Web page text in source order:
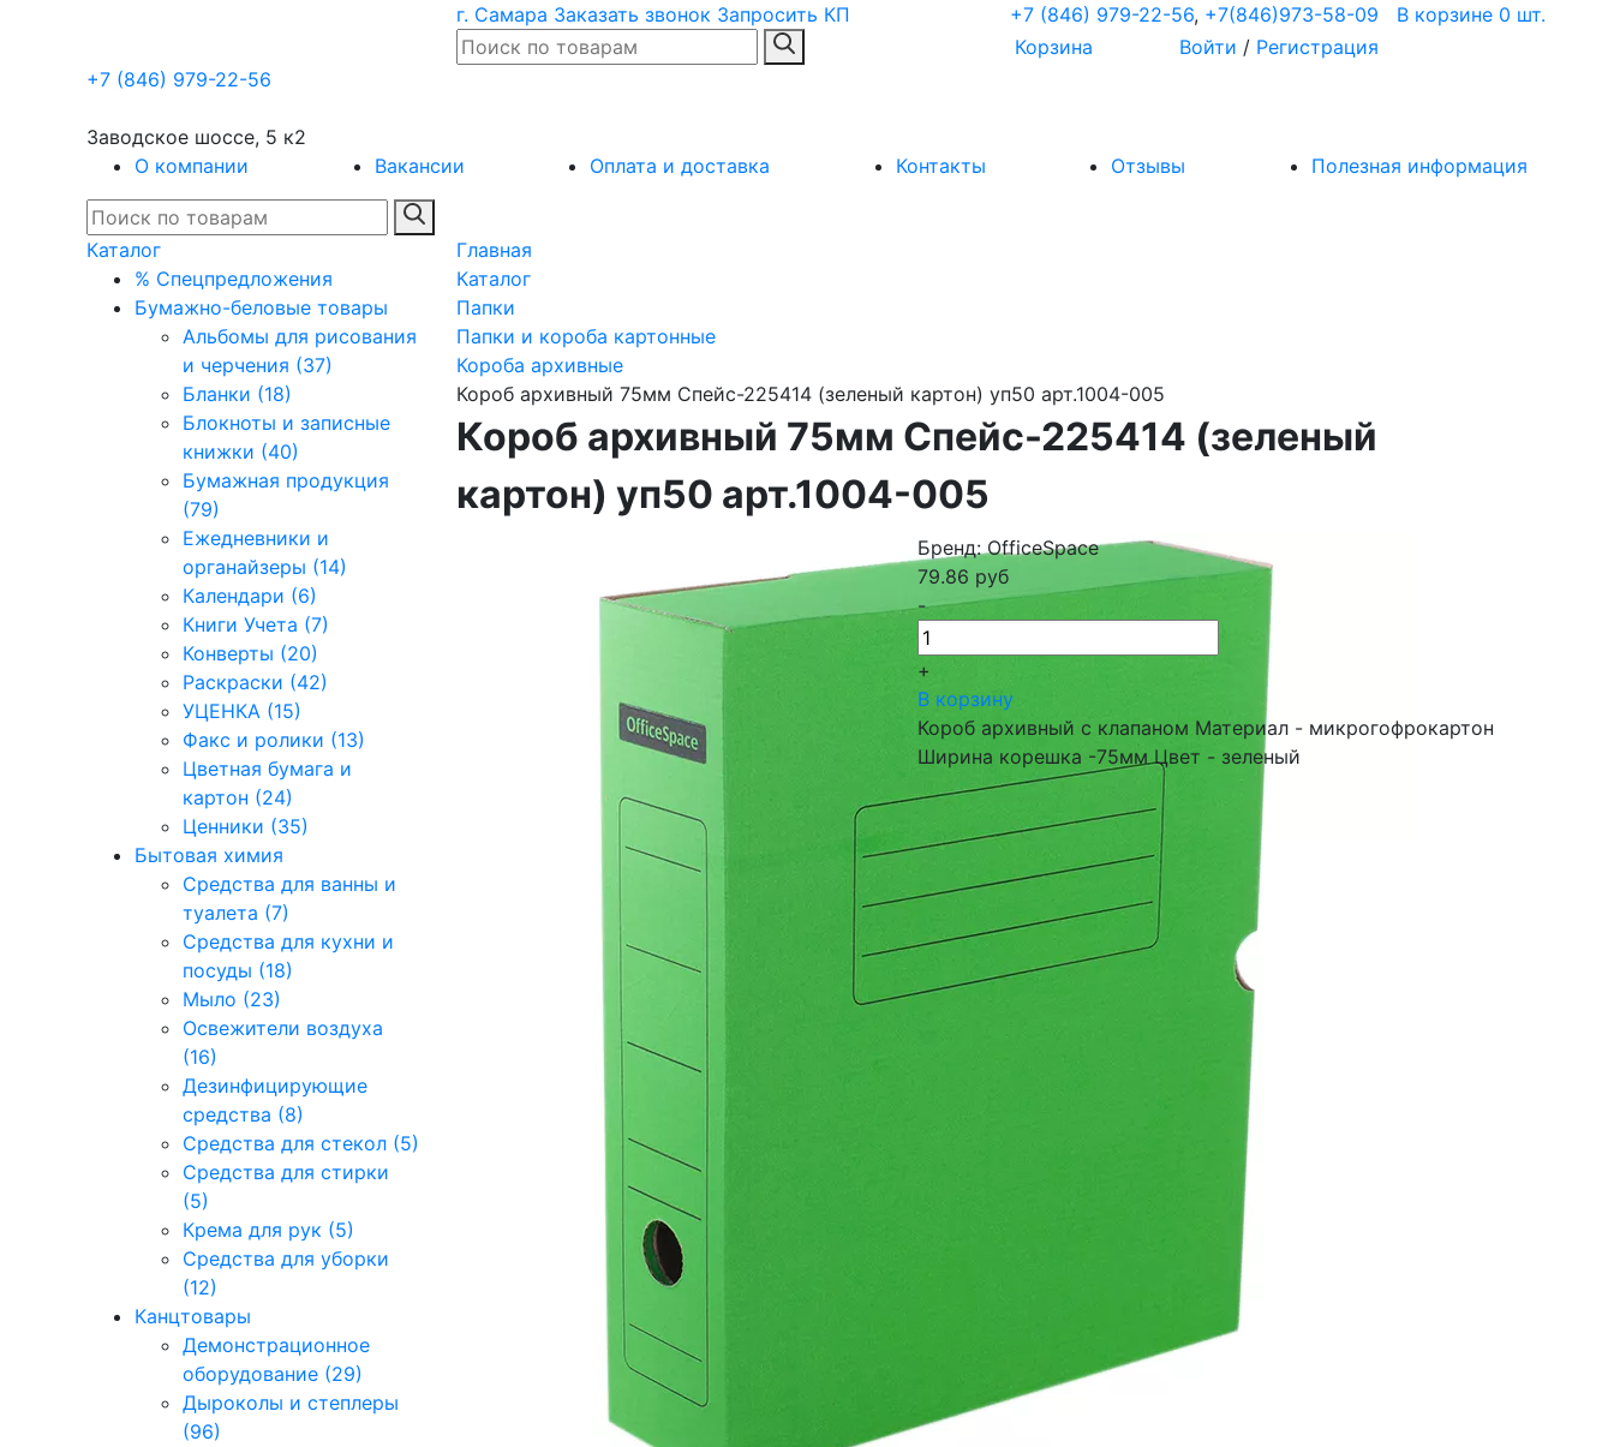
г. Самара Заказать звонок Запросить КП +7 (846) 979-22-56, +7(846)973-58-09
Корзина
Войти / Регистрация
В корзине 0 шт.
+7 (846) 979-22-56
Заводское шоссе, 5 к2
О компании
Вакансии Оплата и доставка Контакты Отзывы Полезная информация
Каталог
% Спецпредложения
Бумажно-беловые товары
Альбомы для рисования
и черчения (37)
Бланки (18)
Блокноты и записные
книжки (40)
Бумажная продукция
(79)
Ежедневники и
органайзеры (14)
Календари (6)
Книги Учета (7)
Конверты (20)
Раскраски (42)
УЦЕНКА (15)
Факс и ролики (13)
Цветная бумага и
картон (24)
Ценники (35)
Бытовая химия
Средства для ванны и
туалета (7)
Средства для кухни и
посуды (18)
Мыло (23)
Освежители воздуха
(16)
Дезинфицирующие
средства (8)
Средства для стекол (5)
Средства для стирки
(5)
Крема для рук (5)
Средства для уборки
(12)
Канцтовары
Демонстрационное
оборудование (29)
Дыроколы и степлеры
(96)
Главная
Каталог
Папки
Папки и короба картонные
Короба архивные
Короб архивный 75мм Спейс-225414 (зеленый картон) уп50 арт.1004-005
Короб архивный 75мм Спейс-225414 (зеленый
картон) уп50 арт.1004-005
Бренд: OfficeSpace
79.86 руб
-
+
В корзину
Короб архивный с клапаном Материал - микрогофрокартон
Ширина корешка -75мм Цвет - зеленый